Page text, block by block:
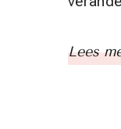
Lees